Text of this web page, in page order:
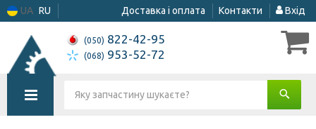
UA RU Доставка і оплата Контакти Вхід
(050) 822-42-95
(068) 953-52-72